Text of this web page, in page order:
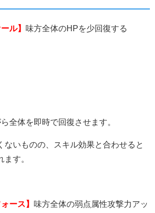
ル】 味方全体のHPを少回復する
全体を即時で回復させます。
ないものの、スキル効果と合わせると
す。
ース】 味方全体の弱点属性攻撃力アッ